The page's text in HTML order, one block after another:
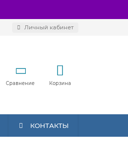
Личный кабинет
Сравнение Корзина
КОНТАКТЫ